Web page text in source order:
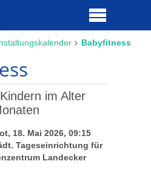
Babyfitness
im Alter
18. Mai 2026, 09:15
Tageseinrichtung für
Landecker